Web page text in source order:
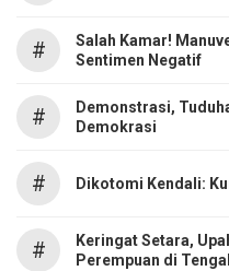
#
Salah Kamar!
Sentimen Negatif
#
Demonstrasi,
Demokrasi
# Dikotomi Kendali:
#
Keringat Setara,
Perempuan di